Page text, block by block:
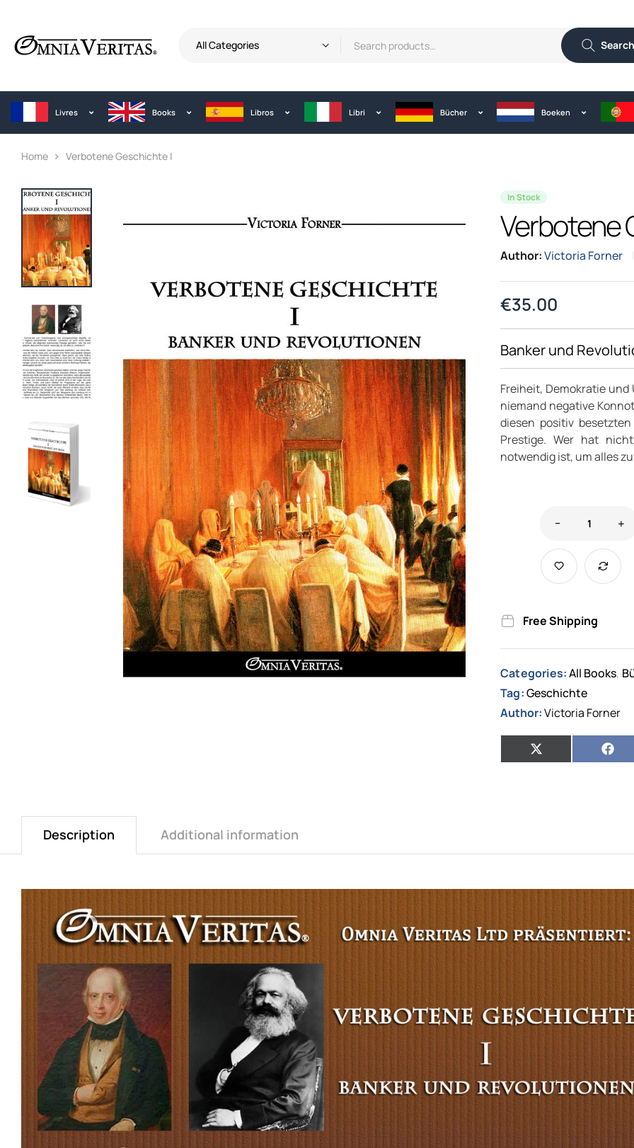
Search
All Categories
Livres Books Libros Libri Bücher Boeken
Home Verbotene Geschichte I
In Stock
Verbotene
Author:Victoria Forner
€35.00
Banker und
Freiheit, Demokratie
niemand negative
diesen positiv
Prestige. Wer hat
notwendig ist, um alles
Free Shipping
Categories: All Books,
Tag:Geschichte
Author:Victoria Forner
Description Additional information